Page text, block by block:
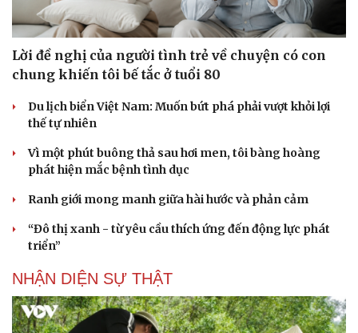
Cải chính
Lời đề nghị của người tình trẻ về chuyện có con
chung khiến tôi bế tắc ở tuổi 80
Du lịch biển Việt Nam: Muốn bứt phá phải vượt khỏi lợi
thế tự nhiên
Vì một phút buông thả sau hơi men, tôi bàng hoàng
phát hiện mắc bệnh tình dục
Ranh giới mong manh giữa hài hước và phản cảm
“Đô thị xanh - từ yêu cầu thích ứng đến động lực phát
triển”
NHẬN DIỆN SỰ THẬT